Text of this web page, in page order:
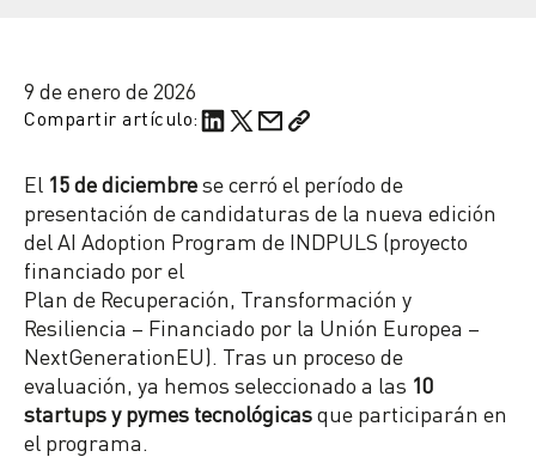
9 de enero de 2026
Compartir artículo:
El 15 de diciembrese cerró el período de
presentación de candidaturas de la nueva edición
del AI Adoption Program de INDPULS (proyecto
financiado por el
Plan de Recuperación, Transformación y
Resiliencia – Financiado por la Unión Europea –
NextGenerationEU). Tras un proceso de
evaluación, ya hemos seleccionado a las 10
startups y pymes tecnológicasque participarán en
el programa.